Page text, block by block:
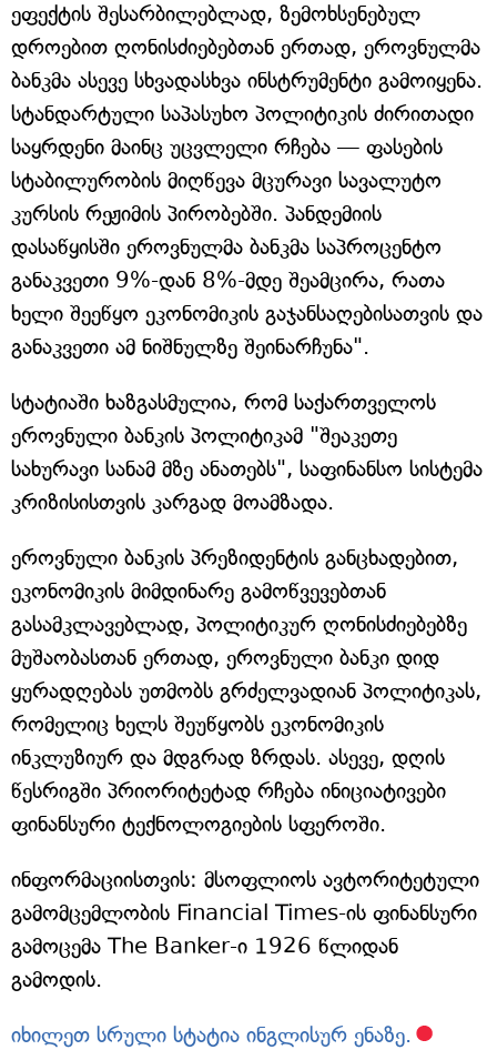
ეფექტის შესარბილებლად, ზემოხსენებულ
დროებით ღონისძიებებთან ერთად, ეროვნულმა
ბანკმა ასევე სხვადასხვა ინსტრუმენტი გამოიყენა.
სტანდარტული საპასუხო პოლიტიკის ძირითადი
საყრდენი მაინც უცვლელი რჩება — ფასების
სტაბილურობის მიღწევა მცურავი სავალუტო
კურსის რეჟიმის პირობებში. პანდემიის
დასაწყისში ეროვნულმა ბანკმა საპროცენტო
განაკვეთი 9%-დან 8%-მდე შეამცირა, რათა
ხელი შეეწყო ეკონომიკის გაჯანსაღებისათვის და
განაკვეთი ამ ნიშნულზე შეინარჩუნა".
სტატიაში ხაზგასმულია, რომ საქართველოს
ეროვნული ბანკის პოლიტიკამ "შეაკეთე
სახურავი სანამ მზე ანათებს", საფინანსო სისტემა
კრიზისისთვის კარგად მოამზადა.
ეროვნული ბანკის პრეზიდენტის განცხადებით,
ეკონომიკის მიმდინარე გამოწვევებთან
გასამკლავებლად, პოლიტიკურ ღონისძიებებზე
მუშაობასთან ერთად, ეროვნული ბანკი დიდ
ყურადღებას უთმობს გრძელვადიან პოლიტიკას,
რომელიც ხელს შეუწყობს ეკონომიკის
ინკლუზიურ და მდგრად ზრდას. ასევე, დღის
წესრიგში პრიორიტეტად რჩება ინიციატივები
ფინანსური ტექნოლოგიების სფეროში.
ინფორმაციისთვის: მსოფლიოს ავტორიტეტული
გამომცემლობის Financial Times-ის ფინანსური
გამოცემა The Banker-ი 1926 წლიდან
გამოდის.
იხილეთ სრული სტატია ინგლისურ ენაზე.